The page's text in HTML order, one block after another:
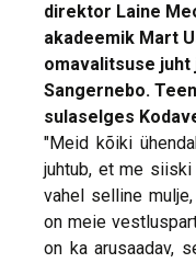
direktor Laine
akadeemik Mart
omavalitsuse juht
Sangernebo.
sulaselges
"Meid kõiki
juhtub, et me
vahel selline
on meie
on ka arusaadav,